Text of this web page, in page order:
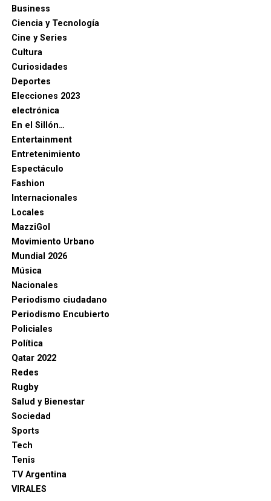
Business
Ciencia y Tecnología
Cine y Series
Cultura
Curiosidades
Deportes
Elecciones 2023
electrónica
En el Sillón…
Entertainment
Entretenimiento
Espectáculo
Fashion
Internacionales
Locales
MazziGol
Movimiento Urbano
Mundial 2026
Música
Nacionales
Periodismo ciudadano
Periodismo Encubierto
Policiales
Política
Qatar 2022
Redes
Rugby
Salud y Bienestar
Sociedad
Sports
Tech
Tenis
TV Argentina
VIRALES